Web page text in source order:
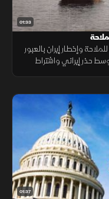
01:33
وإخطار إيران بالعبور
النفط، وسط حذر إيراني واشتراط
01:37